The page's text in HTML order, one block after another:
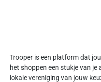
Trooper is een platform dat
het shoppen een stukje van
lokale vereniging van jouw